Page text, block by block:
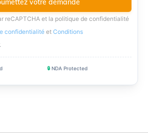
reCAPTCHA et la politique de confidentialité
confidentialité et Conditions
.
🔒 NDA Protected